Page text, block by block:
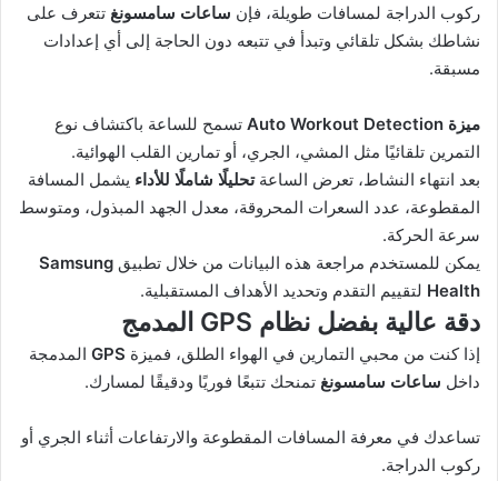
ركوب الدراجة لمسافات طويلة، فإن ساعات سامسونغ تتعرف على
نشاطك بشكل تلقائي وتبدأ في تتبعه دون الحاجة إلى أي إعدادات
مسبقة.
ميزة Auto Workout Detection
تسمح للساعة باكتشاف نوع
التمرين تلقائيًا مثل المشي، الجري، أو تمارين القلب الهوائية.
بعد انتهاء النشاط، تعرض الساعةتحليلًا شاملًا للأداء يشمل المسافة
المقطوعة، عدد السعرات المحروقة، معدل الجهد المبذول، ومتوسط
سرعة الحركة.
يمكن للمستخدم مراجعة هذه البيانات من خلال تطبيق Samsung
Health لتقييم التقدم وتحديد الأهداف المستقبلية.
دقة عالية بفضل نظام GPS المدمج
إذا كنت من محبي التمارين في الهواء الطلق، فميزة GPS المدمجة
داخل ساعات سامسونغ تمنحك تتبعًا فوريًا ودقيقًا لمسارك.
تساعدك في معرفة المسافات المقطوعة والارتفاعات أثناء الجري أو
ركوب الدراجة.